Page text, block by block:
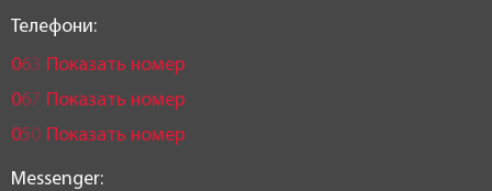
Телефони:
063 Показать номер
067 Показать номер
050 Показать номер
Messenger: